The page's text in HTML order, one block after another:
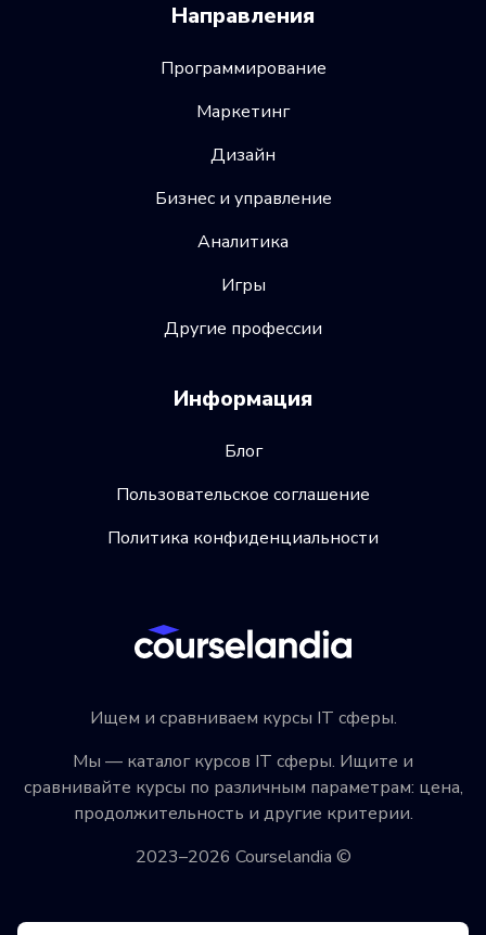
Ищем и сравниваем курсы IT сферы.
Мы — каталог курсов IT сферы. Ищите и
сравнивайте курсы по различным параметрам: цена,
продолжительность и другие критерии.
2023–2026 Courselandia ©
Направления
Программирование
Маркетинг
Дизайн
Бизнес и управление
Аналитика
Игры
Другие профессии
Информация
Блог
Пользовательское соглашение
Политика конфиденциальности